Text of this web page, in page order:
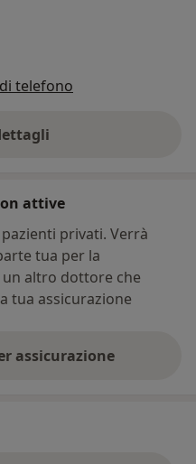
telefono
attive
privati. Verrà
tua per la
altro dottore che
tua assicurazione
assicurazione